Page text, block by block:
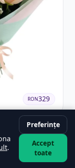
RON329
.
Preferințe
Accept
toate